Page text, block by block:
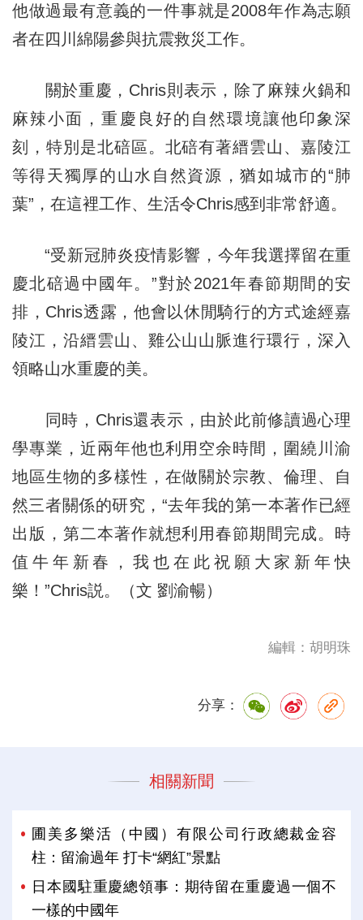
他做過最有意義的一件事就是2008年作為志願
者在四川綿陽參與抗震救災工作。
關於重慶，Chris則表示，除了麻辣火鍋和
麻辣小面，重慶良好的自然環境讓他印象深
刻，特別是北碚區。北碚有著縉雲山、嘉陵江
等得天獨厚的山水自然資源，猶如城市的“肺
葉”，在這裡工作、生活令Chris感到非常舒適。
“受新冠肺炎疫情影響，今年我選擇留在重
慶北碚過中國年。”對於2021年春節期間的安
排，Chris透露，他會以休閒騎行的方式途經嘉
陵江，沿縉雲山、雞公山山脈進行環行，深入
領略山水重慶的美。
同時，Chris還表示，由於此前修讀過心理
學專業，近兩年他也利用空余時間，圍繞川渝
地區生物的多樣性，在做關於宗教、倫理、自
然三者關係的研究，“去年我的第一本著作已經
出版，第二本著作就想利用春節期間完成。時
值牛年新春，我也在此祝願大家新年快
樂！”Chris説。（文 劉渝暢）
編輯：胡明珠
分享：
相關新聞
圃美多樂活（中國）有限公司行政總裁金容
柱：留渝過年 打卡“網紅”景點
日本國駐重慶總領事：期待留在重慶過一個不
一樣的中國年